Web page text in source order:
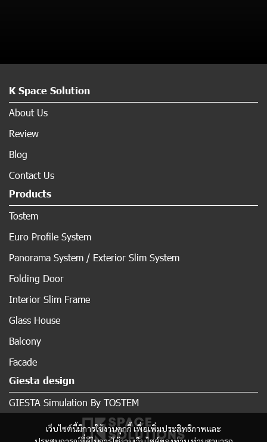
เว็บไซต์นี้มีการใช้งานคุกกี้ เพื่อเพิ่มประสิทธิภาพและ
K Space Solution
About Us
Review
Blog
Contact Us
Products
Tostem
Euro Profile System
Panorama System / Exterior Slim System
Folding Door
Interior Slim Frame
Glass House
Balcony
Facade
Giesta design
GIESTA Simulation By TOSTEM